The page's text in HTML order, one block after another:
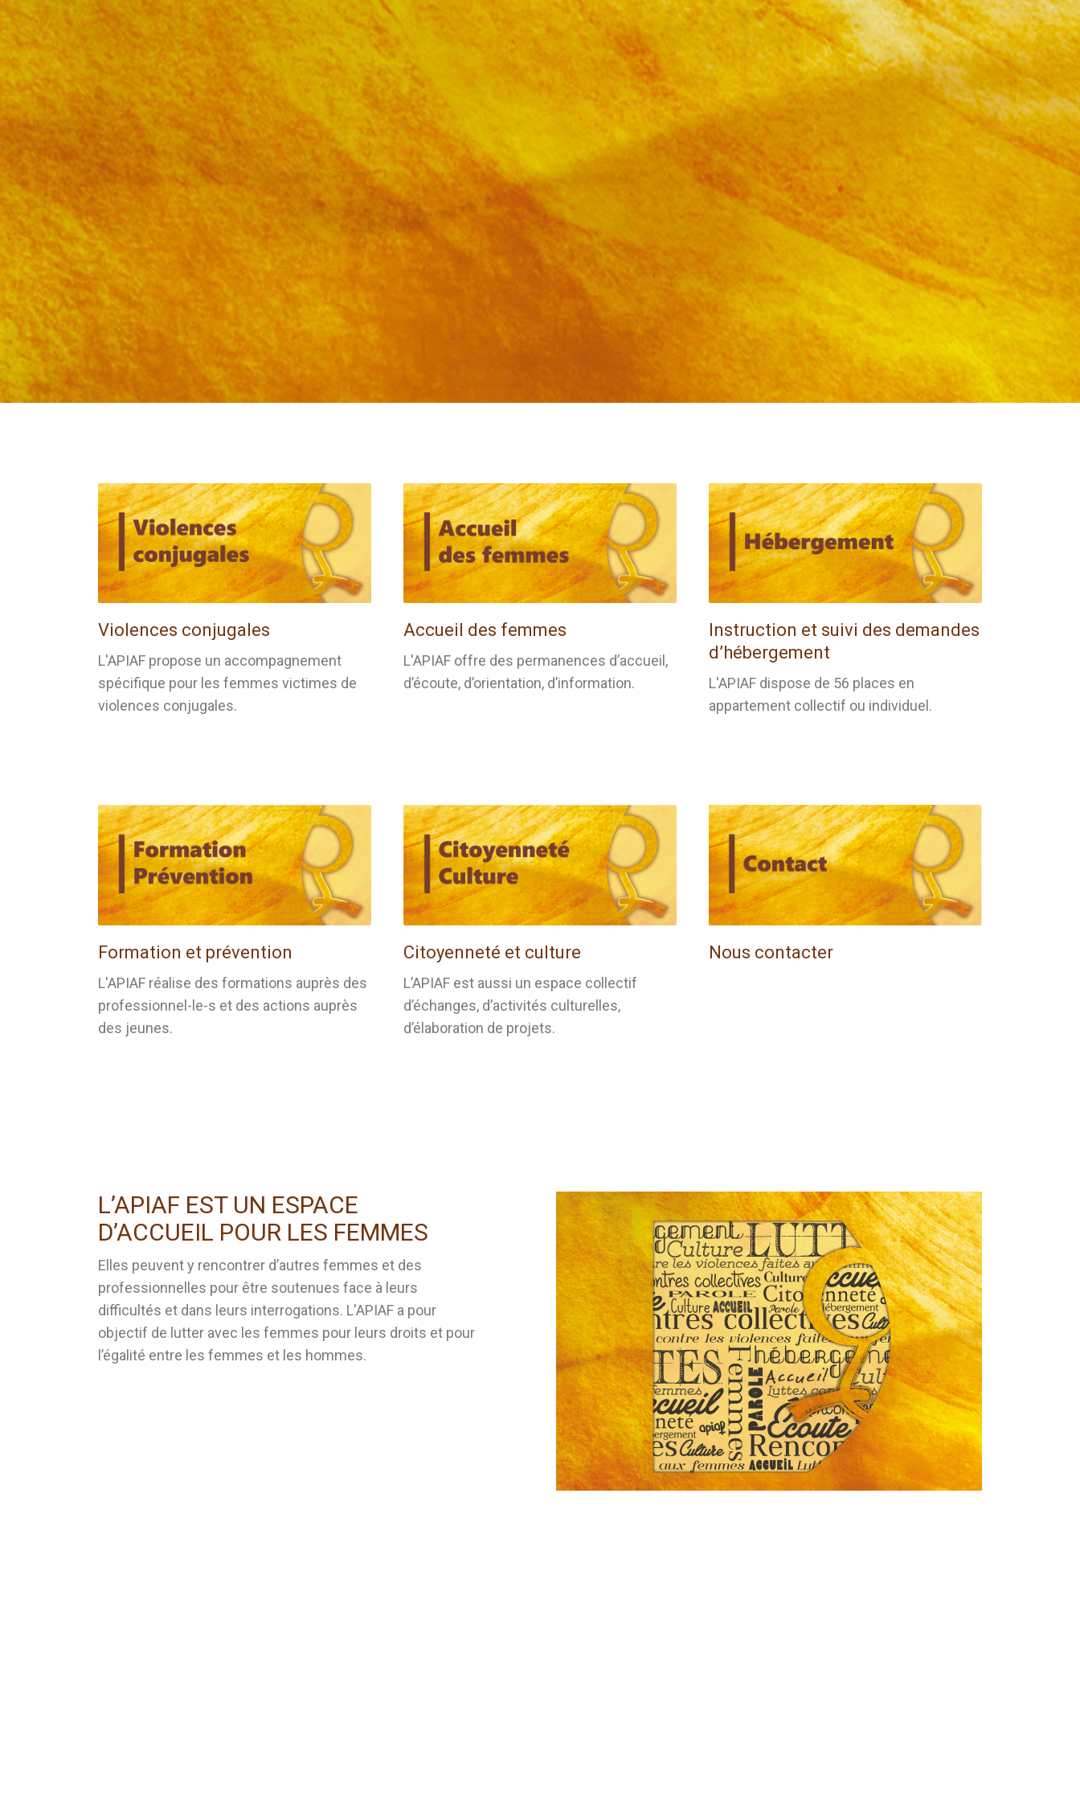
Violences conjugales
L'APIAF propose un accompagnement
spécifique pour les femmes victimes de
violences conjugales.
Accueil des femmes
L'APIAF offre des permanences d’accueil,
d’écoute, d’orientation, d’information.
Instruction et suivi des demandes
d’hébergement
L'APIAF dispose de 56 places en
appartement collectif ou individuel.
Formation et prévention
L'APIAF réalise des formations auprès des
professionnel-le-s et des actions auprès
des jeunes.
Citoyenneté et culture
L’APIAF est aussi un espace collectif
d’échanges, d’activités culturelles,
d’élaboration de projets.
Nous contacter
L’APIAF EST UN ESPACE
D’ACCUEIL POUR LES FEMMES
Elles peuvent y rencontrer d’autres femmes et des
professionnelles pour être soutenues face à leurs
difficultés et dans leurs interrogations. L'APIAF a pour
objectif de lutter avec les femmes pour leurs droits et pour
l’égalité entre les femmes et les hommes.